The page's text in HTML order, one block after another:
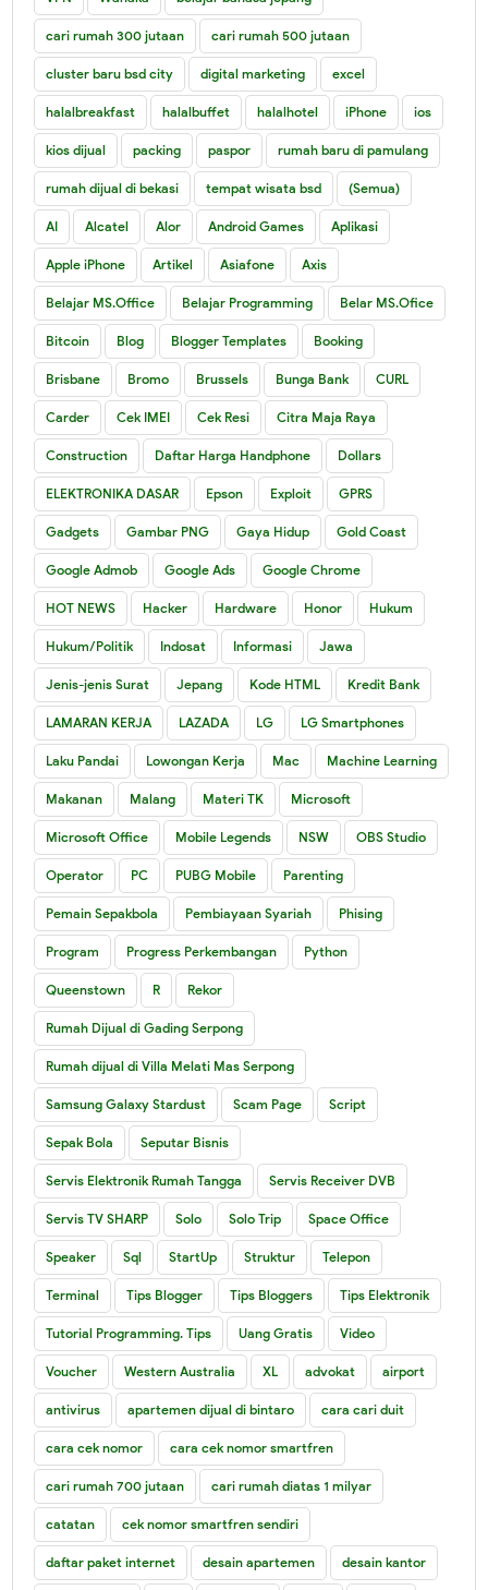
cari rumah 300 jutaan cari rumah 500 jutaan
cluster baru bsd city digital marketing excel
halalbreakfast halalbuffet halalhotel iPhone ios
kios dijual packing paspor rumah baru di pamulang
rumah dijual di bekasi tempat wisata bsd (Semua)
AI Alcatel Alor Android Games Aplikasi
Apple iPhone Artikel Asiafone Axis
Belajar MS.Office Belajar Programming Belar MS.Ofice
Bitcoin Blog Blogger Templates Booking
Brisbane Bromo Brussels Bunga Bank CURL
Carder Cek IMEI Cek Resi Citra Maja Raya
Construction Daftar Harga Handphone Dollars
ELEKTRONIKA DASAR Epson Exploit GPRS
Gadgets Gambar PNG Gaya Hidup Gold Coast
Google Admob Google Ads Google Chrome
HOT NEWS Hacker Hardware Honor Hukum
Hukum/Politik Indosat Informasi Jawa
Jenis-jenis Surat Jepang Kode HTML Kredit Bank
LAMARAN KERJA LAZADA LG LG Smartphones
Laku Pandai Lowongan Kerja Mac Machine Learning
Makanan Malang Materi TK Microsoft
Microsoft Office Mobile Legends NSW OBS Studio
Operator PC PUBG Mobile Parenting
Pemain Sepakbola Pembiayaan Syariah Phising
Program Progress Perkembangan Python
Queenstown R Rekor
Rumah Dijual di Gading Serpong
Rumah dijual di Villa Melati Mas Serpong
Samsung Galaxy Stardust Scam Page Script
Sepak Bola Seputar Bisnis
Servis Elektronik Rumah Tangga Servis Receiver DVB
Servis TV SHARP Solo Solo Trip Space Office
Speaker Sql StartUp Struktur Telepon
Terminal Tips Blogger Tips Bloggers Tips Elektronik
Tutorial Programming. Tips Uang Gratis Video
Voucher Western Australia XL advokat airport
antivirus apartemen dijual di bintaro cara cari duit
cara cek nomor cara cek nomor smartfren
cari rumah 700 jutaan cari rumah diatas 1 milyar
catatan cek nomor smartfren sendiri
daftar paket internet desain apartemen desain kantor